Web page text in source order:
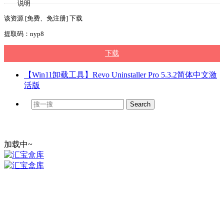
说明
该资源 [免费、免注册] 下载
提取码：nyp8
下载
【Win11卸载工具】Revo Uninstaller Pro 5.3.2简体中文激
活版
加载中~